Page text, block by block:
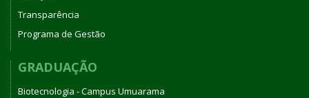
Transparência
Programa de Gestão
GRADUAÇÃO
Biotecnologia - Campus Umuarama